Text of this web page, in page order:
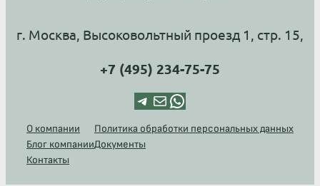
г. Москва, Высоковольтный проезд 1, стр. 15,
+7 (495) 234-75-75
Telegram Почта WhatsApp
О компании
Блог компании
Контакты
Политика обработки персональных данных
Документы